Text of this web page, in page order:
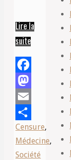
Lire la
suite“Assez
tramway
qui
coûte
Facebook
Mastodon
Email
Share
Censure,
Médecine,
Société